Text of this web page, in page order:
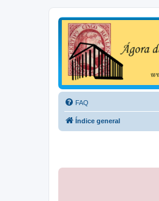
Ágora de Filatelia
Foro sobre filatelia o sobre lo
FAQ
Índice general